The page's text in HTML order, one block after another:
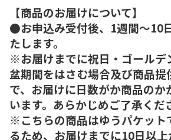
【商品のお届けについて】
●お申込み受付後、1週間～10
たします。
※お届けまでに祝日・ゴールデ
盆期間をはさむ場合及び商品提
で、お届けに日数がか商品のか
います。あらかじめご了承くだ
※こちらの商品はゆうパケット
るため、お届けまでに10日以